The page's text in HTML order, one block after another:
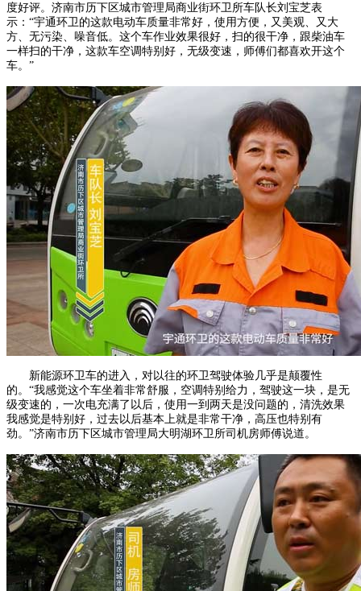
度好评。济南市历下区城市管理局商业街环卫所车队长刘宝芝表
示：“宇通环卫的这款电动车质量非常好，使用方便，又美观、又大
方、无污染、噪音低。这个车作业效果很好，扫的很干净，跟柴油车
一样扫的干净，这款车空调特别好，无级变速，师傅们都喜欢开这个
车。”
新能源环卫车的进入，对以往的环卫驾驶体验几乎是颠覆性
的。“我感觉这个车坐着非常舒服，空调特别给力，驾驶这一块，是无
级变速的，一次电充满了以后，使用一到两天是没问题的，清洗效果
我感觉是特别好，过去以后基本上就是非常干净，高压也特别有
劲。”济南市历下区城市管理局大明湖环卫所司机房师傅说道。